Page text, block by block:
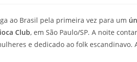
ao Brasil pela primeira vez para um
Club, em São Paulo/SP. A noite
e dedicado ao folk escandinavo.